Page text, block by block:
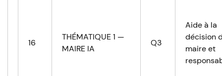
16
THÉMATIQUE 1 —
MAIRE IA
Q3
Aide à la
décision
maire et